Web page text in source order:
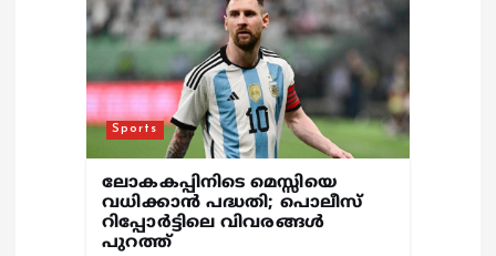
Sports
ലോകകപ്പിനിടെ മെസ്സിയെ
വധിക്കാൻ പദ്ധതി; പൊലീസ്
റിപ്പോർട്ടിലെ വിവരങ്ങൾ
പുറത്ത്